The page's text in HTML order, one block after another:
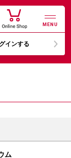
MENU
インする
ム